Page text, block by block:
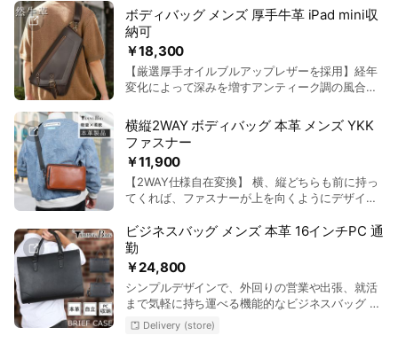
で、外出先でも安心です。 TIDING(タイディング)
日本商標登録 第 5862355号 第18類 鞄、財布
【ブランド】TIDING
【品番】P2727VQ 【素材】天然牛革(ベジタブル
タンニンレザー) 【カラー】キャラメル色
【サイズ】横25cm、縦16cm、マチ8m 【重さ】
122cm〜137cm(幅2.5cm) 【収納サイズ】 イヤホ
ン、鍵、スマホ、財布など収納可能 【仕様】前
ZIPポケット×1、後ろZIPポケット×1（小物入れポ
ケット×1）、メインポケット(内部：カード入れ
×3、ZIPポケット×1)
てこだわっています。 【 軽量で大容量 】薄型デ
ザインが採用されている。重さも気にならなく
て、長距離移動でも気にならないです。PC専用ポ
ケットあり、15.6インチPCまで収納できます。お
出かけの必需品やビジネスアイテムなど、ちょっ
とした荷物を入れておくのに便利な革リュックサ
5862355号 第18類 鞄、財布 【素材】仔牛革(カ
ーフレザー)【カラー】ブラック 【サイズ】縦
42cm、横30cm、マチ9cm【重さ】約1.15kg 【リ
ュックベルト調節可能長さ】：50〜98cm（幅
7cm) 【収納サイズ】15.6インチPC、iPad、折り
たたみ傘、500mlペットボトル、スマホ、モバイ
小物入れポケット×１、キーホルダー×1)、後ろ
ZIPポケット×1、前ZIPポケット×1(内部:小物入れ
ポケット×3、カード入れポケット×4、ペン挿し
×3)、メインポケット×1(内部:15.6インチPC収納
ポケット×1、ZIPポケット×1、メッシュポケット
×1)
￥18,300
ボディバッグ メンズ 厚手牛革 iPad mini収
納可
【厳選厚手オイルブルアップレザーを採用】経年
変化によって深みを増すアンティーク調の風合
にも優れています。 【厳選上質のYKKジッパー】
全てのポケットにYKK製ジッパーを採用。スムー
ズな開閉と高い耐久性を実現しました。 引き手も
本革素材、高級感と操作性を両立しています。
【バイク・自転車ユーザーに相応しい機能性】ス
トラップを長めに調整すれば、肩掛けや斜め掛け
ット付きで、ICカードや鍵の収納に便利。 【見た
目以上の収納力】iPad mini、スマホ、折りたたみ
傘、500mlペットボトルなど、必要なものをスマ
ートに収納可能。 コンパクトながら、頼れる収納
力です。
￥11,900
横縦2WAY ボディバッグ 本革 メンズ YKK
ファスナー
【2WAY仕様自在変換】 横、縦どちらも前に持っ
てくれば、ファスナーが上を向くようにデザイ
した。 【上質シュリンクレザー】 全身柔らかい
牛革素材使用、表面皮膚のような革シボ風合いに
味わうと感じます。革表面に撥水性ある水にも強
くなり、やや軽量で柔らかい手触り感にたまらな
い。 【上質YKKジッパー】 厳選上質なYKKファス
ナーを採用され、スムーズに開閉できる。長時間
で使用しても壊れるなどご心配をいりません。
￥24,800
ビジネスバッグ メンズ 本革 16インチPC 通
勤
シンプルデザインで、外回りの営業や出張、就活
まで気軽に持ち運べる機能的なビジネスバッグ 上
質な天然牛革を採用しており、耐久性と美しさを
兼ね備えた最高級の一枚革仕様。 A4サイズ対応
Delivery (store)